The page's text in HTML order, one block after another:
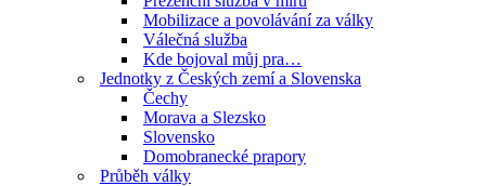
Mobilizace a povolávání za války
Válečná služba
Kde bojoval můj pra…
Jednotky z Českých zemí a Slovenska
Čechy
Morava a Slezsko
Slovensko
Domobranecké prapory
Průběh války